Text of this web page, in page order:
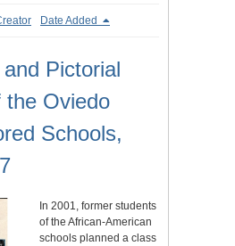
Date Added
Pictorial
the Oviedo
Schools,
In 2001, former students
of the African-American
schools planned a class